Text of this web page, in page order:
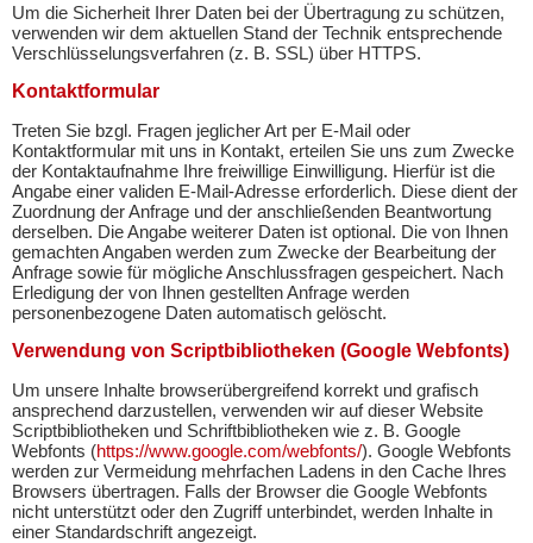
Um die Sicherheit Ihrer Daten bei der Übertragung zu schützen,
verwenden wir dem aktuellen Stand der Technik entsprechende
Verschlüsselungsverfahren (z. B. SSL) über HTTPS.
Kontaktformular
Treten Sie bzgl. Fragen jeglicher Art per E-Mail oder
Kontaktformular mit uns in Kontakt, erteilen Sie uns zum Zwecke
der Kontaktaufnahme Ihre freiwillige Einwilligung. Hierfür ist die
Angabe einer validen E-Mail-Adresse erforderlich. Diese dient der
Zuordnung der Anfrage und der anschließenden Beantwortung
derselben. Die Angabe weiterer Daten ist optional. Die von Ihnen
gemachten Angaben werden zum Zwecke der Bearbeitung der
Anfrage sowie für mögliche Anschlussfragen gespeichert. Nach
Erledigung der von Ihnen gestellten Anfrage werden
personenbezogene Daten automatisch gelöscht.
Verwendung von Scriptbibliotheken (Google Webfonts)
Um unsere Inhalte browserübergreifend korrekt und grafisch
ansprechend darzustellen, verwenden wir auf dieser Website
Scriptbibliotheken und Schriftbibliotheken wie z. B. Google
Webfonts (https://www.google.com/webfonts/). Google Webfonts
werden zur Vermeidung mehrfachen Ladens in den Cache Ihres
Browsers übertragen. Falls der Browser die Google Webfonts
nicht unterstützt oder den Zugriff unterbindet, werden Inhalte in
einer Standardschrift angezeigt.